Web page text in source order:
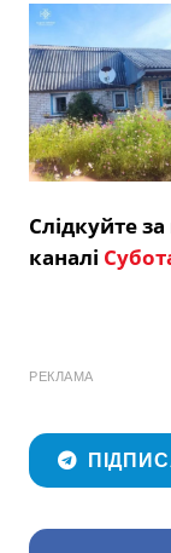
Слідкуйте
каналі
РЕКЛАМА